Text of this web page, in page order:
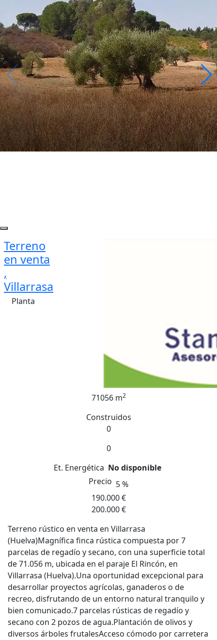
Terreno
en venta
,
Villarrasa
Planta
71056 m2
Construidos
0
0
Et. Energética No disponible
Precio 5 %
190.000 €
200.000 €
Terreno rústico en venta en Villarrasa
(Huelva)Magnífica finca rústica compuesta por 7
parcelas de regadío y secano, con una superficie total
de 71.056 m, ubicada en el paraje El Rincón, en
Villarrasa (Huelva).Una oportunidad excepcional para
desarrollar proyectos agrícolas, ganaderos o de
recreo, disfrutando de un entorno natural tranquilo y
bien comunicado.7 parcelas rústicas de regadío y
secano con 2 pozos de agua.Plantación de olivos y
diversos árboles frutalesAcceso cómodo por carretera